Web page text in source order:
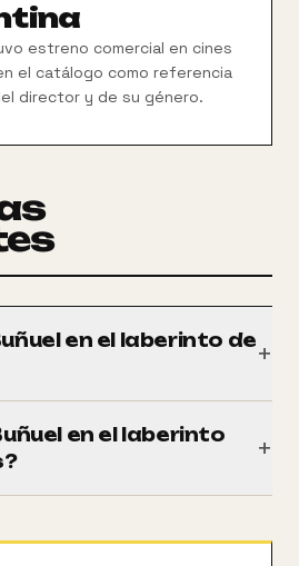
estreno comercial en cines
el catálogo como referencia
director y de su género.
en el laberinto de+
en el laberinto
+